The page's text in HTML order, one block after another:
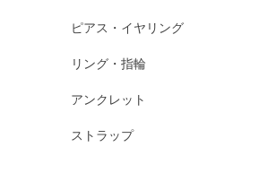
ピアス・イヤリング
リング・指輪
アンクレット
ストラップ